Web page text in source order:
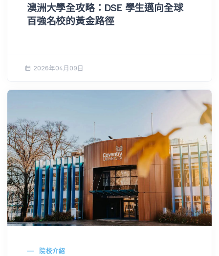
澳洲大學全攻略：DSE 學生邁向全球
百強名校的黃金路徑
2026年04月09日
院校介紹